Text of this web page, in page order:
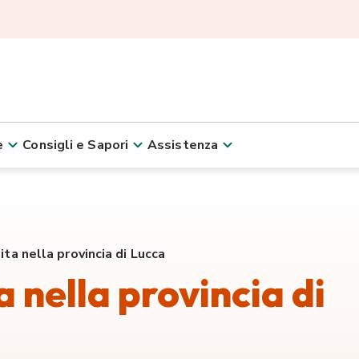
Consigli e Sapori Assistenza
nella provincia di Lucca
nella provincia di